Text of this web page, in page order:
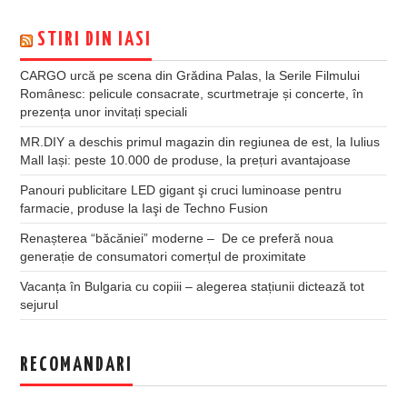
STIRI DIN IASI
CARGO urcă pe scena din Grădina Palas, la Serile Filmului
Românesc: pelicule consacrate, scurtmetraje și concerte, în
prezența unor invitați speciali
MR.DIY a deschis primul magazin din regiunea de est, la Iulius
Mall Iași: peste 10.000 de produse, la prețuri avantajoase
Panouri publicitare LED gigant şi cruci luminoase pentru
farmacie, produse la Iaşi de Techno Fusion
Renașterea “băcăniei” moderne – De ce preferă noua
generație de consumatori comerțul de proximitate
Vacanța în Bulgaria cu copiii – alegerea stațiunii dictează tot
sejurul
RECOMANDARI